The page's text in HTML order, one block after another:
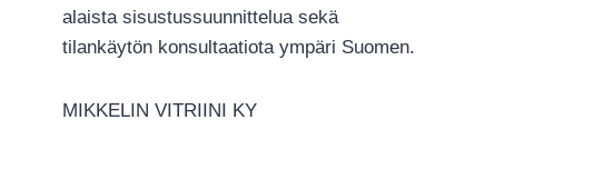
alaista sisustussuunnittelua sekä
tilankäytön konsultaatiota ympäri Suomen.
MIKKELIN VITRIINI KY